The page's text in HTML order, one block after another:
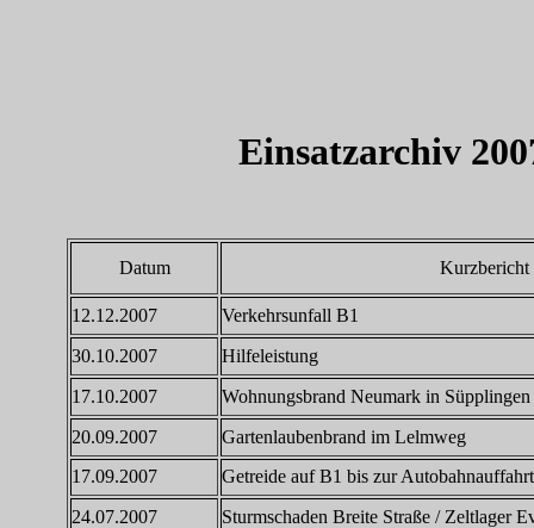
Einsatzarchiv
Datum Kurzbericht
12.12.2007
Verkehrsunfall B1
30.10.2007
Hilfeleistung
17.10.2007
Wohnungsbrand Neumark in Süpplingen
20.09.2007
Gartenlaubenbrand im Lelmweg
17.09.2007
Getreide auf B1 bis zur
24.07.2007
Sturmschaden Breite Straße / Zeltlager